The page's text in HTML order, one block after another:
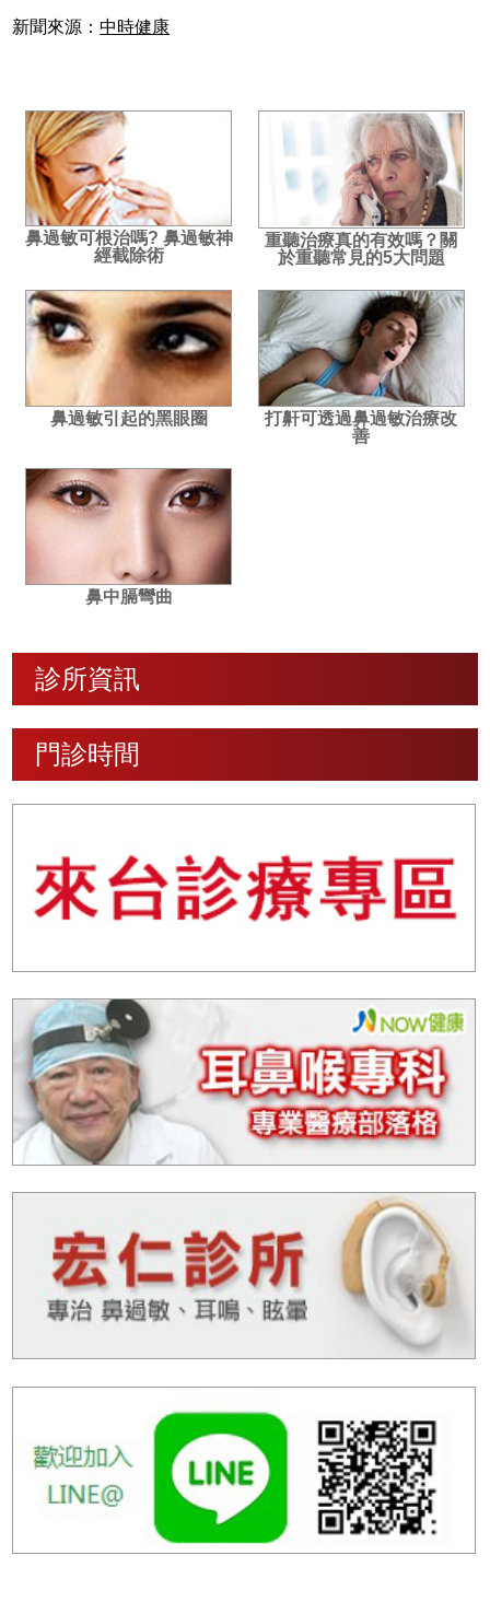
新聞來源：中時健康
鼻過敏可根治嗎? 鼻過敏神
經截除術
重聽治療真的有效嗎？關
於重聽常見的5大問題
鼻過敏引起的黑眼圈
打鼾可透過鼻過敏治療改
善
鼻中膈彎曲
診所資訊
門診時間